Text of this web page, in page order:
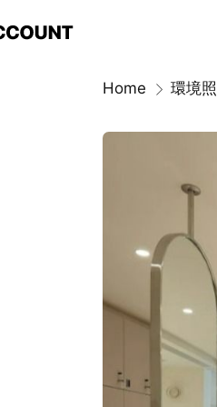
Home 環境照